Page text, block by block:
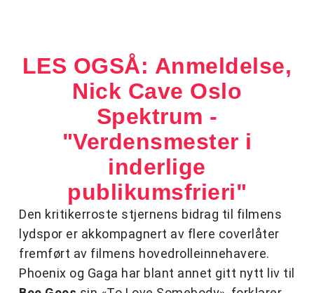
LES OGSÅ: Anmeldelse,
Nick Cave Oslo
Spektrum -
"Verdensmester i
inderlige
publikumsfrieri"
Den kritikerroste stjernens bidrag til filmens
lydspor er akkompagnert av flere coverlåter
fremført av filmens hovedrolleinnehavere.
Phoenix og Gaga har blant annet gitt nytt liv til